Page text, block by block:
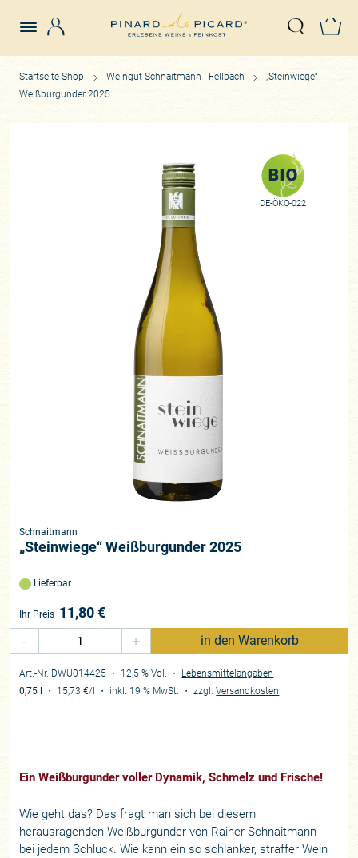
Suche
Startseite Shop Weingut Schnaitmann - Fellbach
„Steinwiege“
Weißburgunder 2025
DE-ÖKO-022
Schnaitmann
„Steinwiege“ Weißburgunder 2025
Lieferbar
Ihr Preis 11,80€
-
+ in den Warenkorb
Art.-Nr. DWU014425 ・ 12,5 % Vol. ・ Lebensmittelangaben
0,75 l
・ 15,73 €/l ・ inkl. 19 % MwSt. ・zzgl.Versandkosten
Ein Weißburgunder voller Dynamik, Schmelz und Frische!
Wie geht das? Das fragt man sich bei diesem
herausragenden Weißburgunder von Rainer Schnaitmann
bei jedem Schluck. Wie kann ein so schlanker, straffer Wein